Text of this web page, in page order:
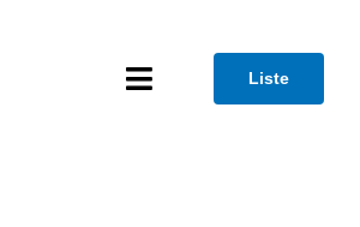
Toggle
Liste